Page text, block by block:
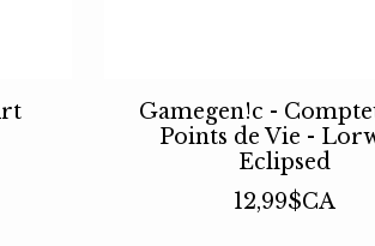
Gamegen!c -
Points de Vie -
Eclipsed
12,99$CA